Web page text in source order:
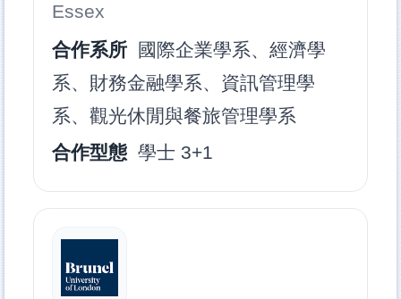
Essex
合作系所
國際企業學系、經濟學
系、財務金融學系、資訊管理學
系、觀光休閒與餐旅管理學系
合作型態 學士 3+1